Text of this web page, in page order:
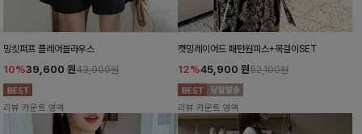
밍킷퍼프 플레어블라우스
10%39,600 원43,900원
리뷰 카운트 영역
캣밍레이어드 패턴원피스+목걸이SET
12%45,900 원52,100원
리뷰 카운트 영역